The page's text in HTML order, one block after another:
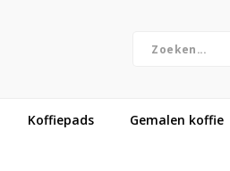
Koffiepads Gemalen koffie